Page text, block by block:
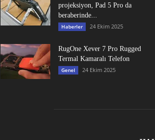
projeksiyon, Pad 5 Pro da
beraberinde...
Haberler 24 Ekim 2025
RugOne Xever 7 Pro Rugged
Termal Kamaralı Telefon
Genel 24 Ekim 2025